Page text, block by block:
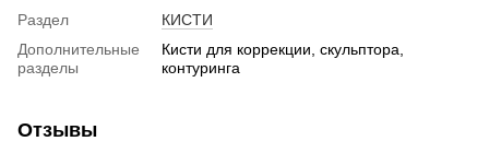
Раздел
КИСТИ
Дополнительные
разделы
Кисти для коррекции, скульптора,
контуринга
Отзывы